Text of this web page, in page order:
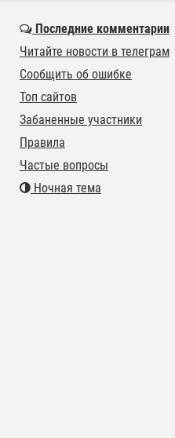
Последние комментарии
Читайте новости в телеграм
Сообщить об ошибке
Топ сайтов
Забаненные участники
Правила
Частые вопросы
Ночная тема